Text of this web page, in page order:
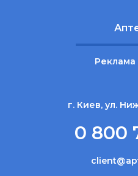
Реклама
г. Киев, ул.
0 800